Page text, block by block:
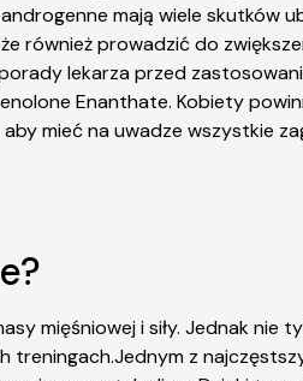
mają wiele skutków
również prowadzić do
lekarza przed
Enanthate. Kobiety
mieć na uwadze wszystkie
mięśniowej i siły. Jednak nie
treningach.Jednym z